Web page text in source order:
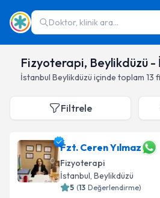
Doktor, klinik ara...
Fizyoterapi, Beylikdüzü -
İstanbul Beylikdüzü içinde toplam 13
Filtrele
Fzt. Ceren Yılmaz
Fizyoterapi
İstanbul, Beylikdüzü
5 (13 Değerlendirme)